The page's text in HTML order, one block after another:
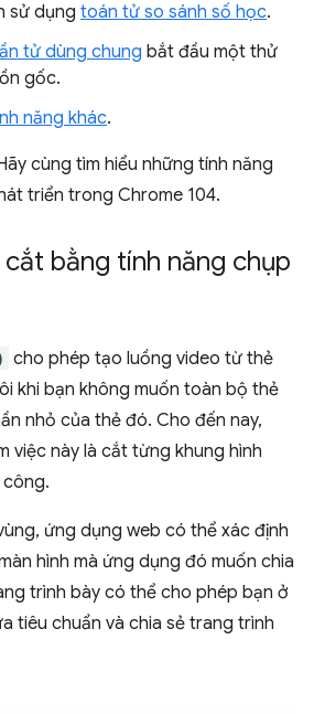
sử dụng toán tử so sánh số học.
tử dùng chung bắt đầu một thử
gốc.
năng khác.
cùng tìm hiểu những tính năng
triển trong Chrome 104.
bằng tính năng chụp
cho phép tạo luồng video từ thẻ
khi bạn không muốn toàn bộ thẻ
nhỏ của thẻ đó. Cho đến nay,
việc này là cắt từng khung hình
ứng dụng web có thể xác định
hình mà ứng dụng đó muốn chia
trình bày có thể cho phép bạn ở
tiêu chuẩn và chia sẻ trang trình